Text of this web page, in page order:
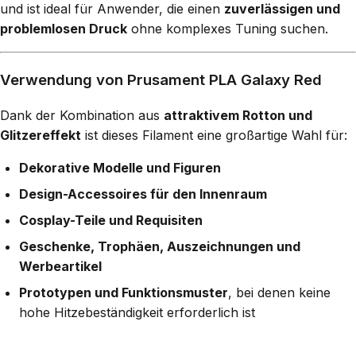
und ist ideal für Anwender, die einen zuverlässigen und
problemlosen Druck ohne komplexes Tuning suchen.
Verwendung von Prusament PLA Galaxy Red
Dank der Kombination aus attraktivem Rotton und
Glitzereffekt ist dieses Filament eine großartige Wahl für:
Dekorative Modelle und Figuren
Design-Accessoires für den Innenraum
Cosplay-Teile und Requisiten
Geschenke, Trophäen, Auszeichnungen und
Werbeartikel
Prototypen und Funktionsmuster, bei denen keine
hohe Hitzebeständigkeit erforderlich ist